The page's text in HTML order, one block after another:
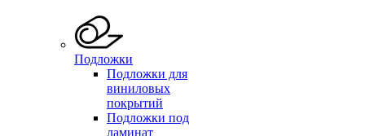
Подложки
Подложки для
виниловых
покрытий
Подложки под
ламинат